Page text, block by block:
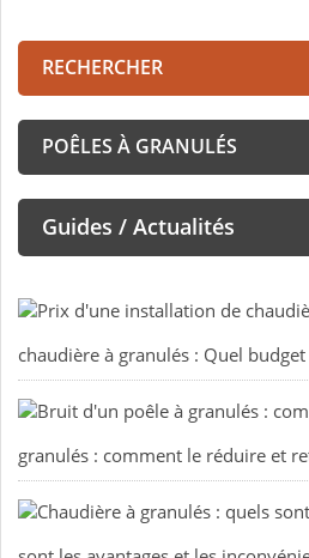
RECHERCHER
POÊLES À GRANULÉS
Guides / Actualités
chaudière à granulés : Quel
granulés : comment le réduire et